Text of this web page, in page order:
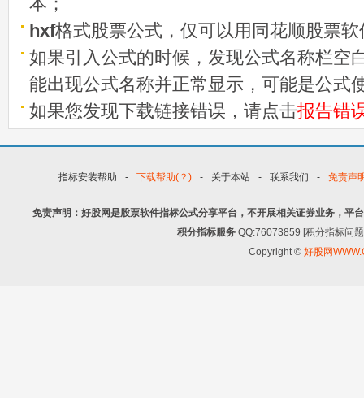
hxf格式股票公式，仅可以用同花顺股票
如果引入公式的时候，发现公式名称栏空
能出现公式名称并正常显示，可能是公式
如果您发现下载链接错误，请点击报告错
指标安装帮助 - 下载帮助(？) - 关于本站 - 联系我们 - 免责声
免责声明：好股网是股票软件指标公式分享平台，不开展相关证券业务，平
积分指标服务 QQ:76073859 [积分指标问
Copyright © 好股网